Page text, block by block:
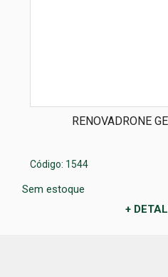
RENOVADRONE
Código: 1544
Sem estoque
+